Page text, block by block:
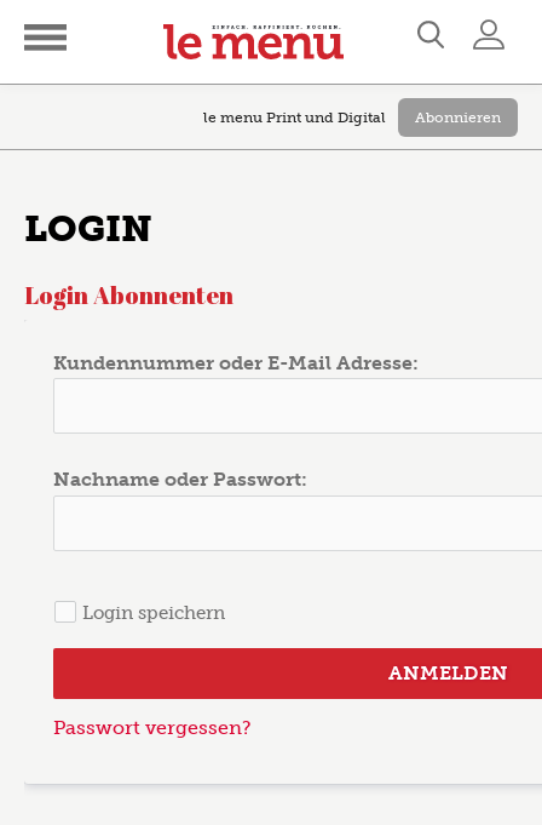
le menu Print und Digital Abonnieren
LOGIN
Login Abonnenten
Kundennummer oder E-Mail Adresse:
Nachname oder Passwort:
Login speichern
ANMELDEN
Passwort vergessen?